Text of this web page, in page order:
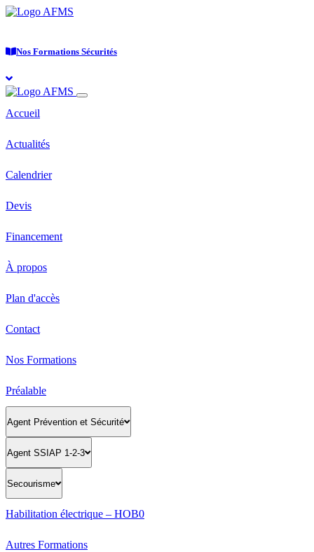
Nos Formations Sécurités
Accueil
Actualités
Calendrier
Devis
Financement
À propos
Plan d'accès
Contact
Nos Formations
Préalable
Agent Prévention et Sécurité
Agent SSIAP 1-2-3
Secourisme
Habilitation électrique – HOB0
Autres Formations